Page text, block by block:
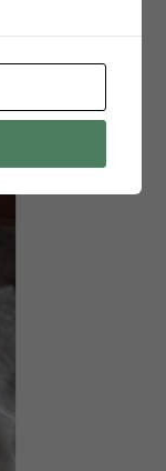
papier en
kant goed vast
knip het